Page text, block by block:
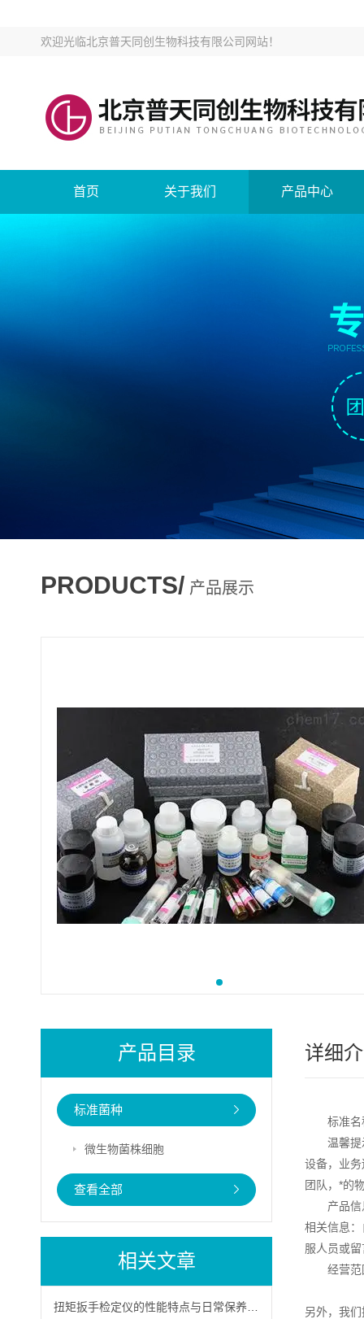
欢迎光临北京普天同创生物科技有限公司网站！
首页 关于我们 产品中心
PRODUCTS/ 产品展示
产品目录
标准菌种
微生物菌株细胞
查看全部
相关文章
详细
标准名
温馨
设备，业
团队，*的
产品
相关信息
服人员或
经营
另外，我